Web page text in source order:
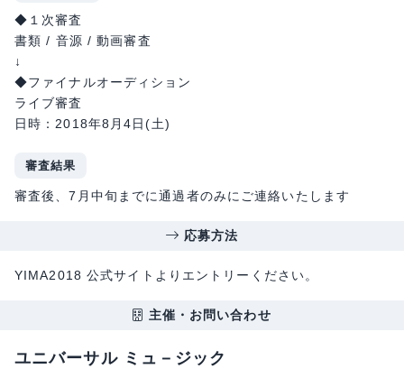
◆１次審査
書類 / 音源 / 動画審査
↓
◆ファイナルオーディション
ライブ審査
日時：2018年8月4日(土)
審査結果
審査後、7月中旬までに通過者のみにご連絡いたします
応募方法
YIMA2018 公式サイトよりエントリーください。
主催・お問い合わせ
ユニバーサル ミュ－ジック